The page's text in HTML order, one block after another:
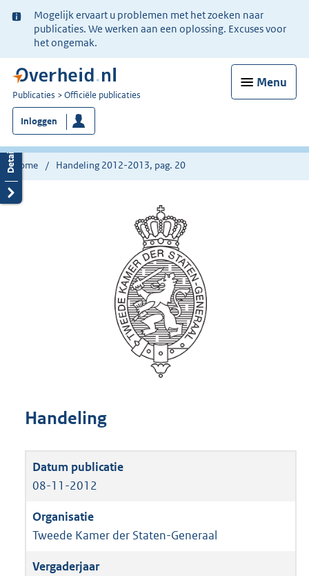
Ter
informatie:
Mogelijk ervaart u problemen met het zoeken naar
publicaties. We werken aan een oplossing. Excuses voor
het ongemak.
Menu
U
bent
nu
hier:
Publicaties Officiële publicaties
Inloggen
Home Handeling 2012-2013, pag. 20
Handeling
08-11-2012
Tweede Kamer der Staten-Generaal